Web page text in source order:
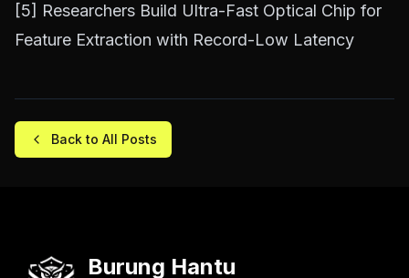
[5] Researchers Build Ultra-Fast Optical Chip for
Feature Extraction with Record-Low Latency
Back to All Posts
Burung Hantu